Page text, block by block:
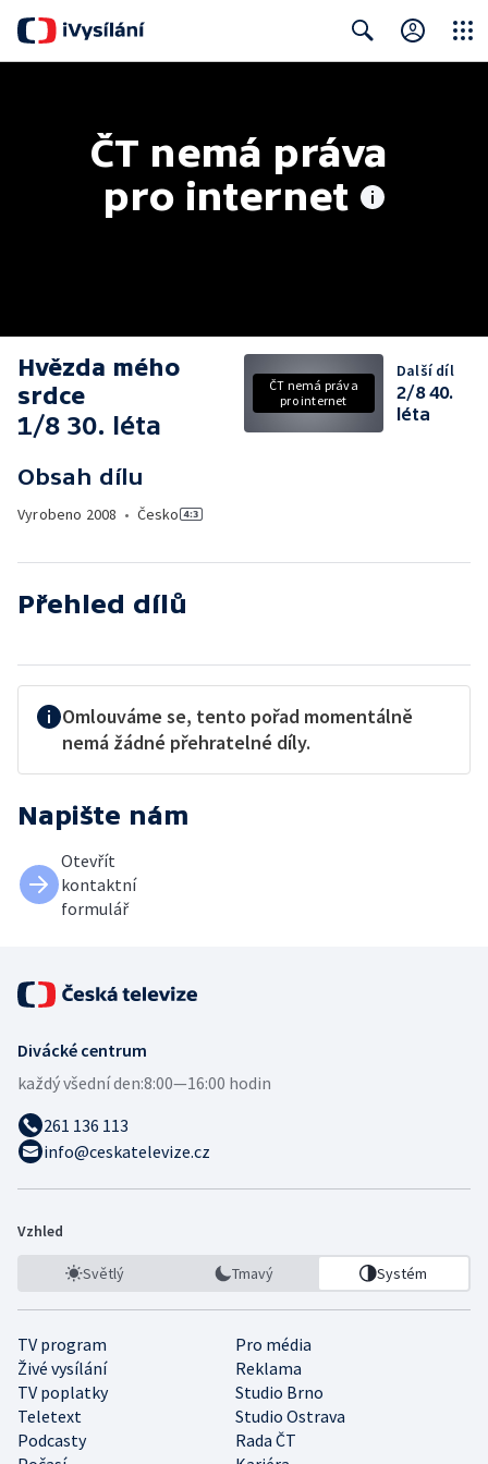
ČT nemá práva
pro internet
Hvězda mého
srdce
1/8 30. léta
Obsah dílu
Vyrobeno 2008 • Česko
ČT nemá práva
pro internet
Další díl
2/8 40.
léta
Přehled dílů
Omlouváme se, tento pořad momentálně
nemá žádné přehratelné díly.
Napište nám
Otevřít
kontaktní
formulář
Divácké centrum
každý všední den:8:00—16:00 hodin
261 136 113
info@ceskatelevize.cz
Vzhled
Světlý Tmavý Systém
TV program
Pro média
Živé vysílání
Reklama
TV poplatky
Studio Brno
Teletext
Studio Ostrava
Podcasty
Rada ČT